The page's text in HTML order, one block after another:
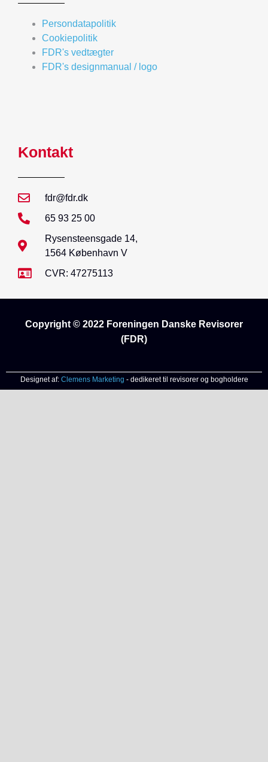
Persondatapolitik
Cookiepolitik
FDR's vedtægter
FDR's designmanual / logo
Kontakt
fdr@fdr.dk
65 93 25 00
Rysensteensgade 14,
1564 København V
CVR: 47275113
Copyright © 2022 Foreningen Danske Revisorer
(FDR)
Designet af: Clemens Marketing - dedikeret til revisorer og bogholdere